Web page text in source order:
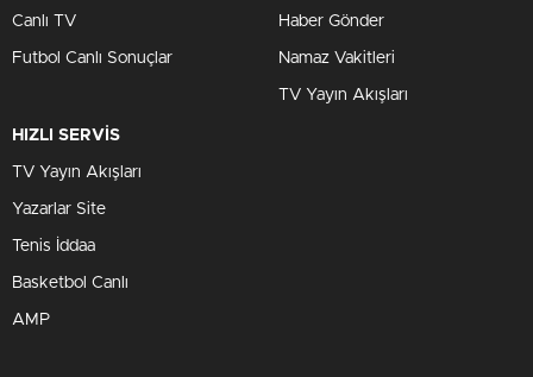
Canlı TV
Futbol Canlı Sonuçlar
Haber Gönder
Namaz Vakitleri
TV Yayın Akışları
HIZLI SERVİS
TV Yayın Akışları
Yazarlar Site
Tenis İddaa
Basketbol Canlı
AMP